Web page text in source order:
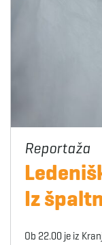
Iz
Ob 22.00 je iz